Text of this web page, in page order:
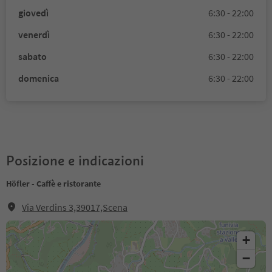
giovedì
6:30 - 22:00
venerdì
6:30 - 22:00
sabato
6:30 - 22:00
domenica
6:30 - 22:00
Posizione e indicazioni
Höfler - Caffè e ristorante
Via Verdins 3,39017,Scena
+
−